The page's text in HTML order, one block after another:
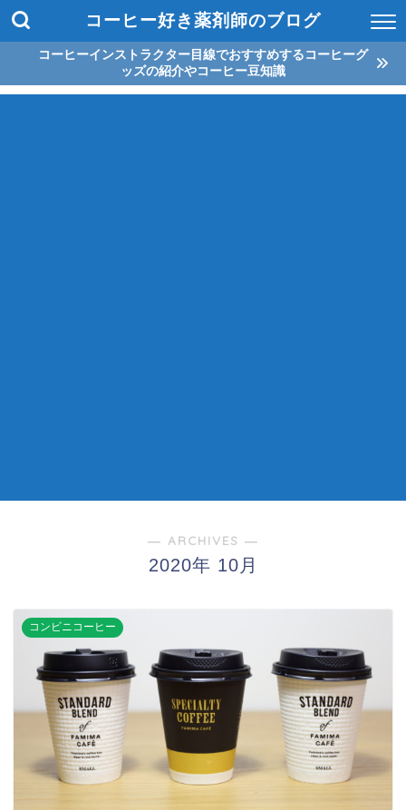
コーヒー好き薬剤師のブログ
コーヒーインストラクター目線でおすすめするコーヒーグ
ッズの紹介やコーヒー豆知識
― ARCHIVES ―
2020年 10月
コンビニコーヒー